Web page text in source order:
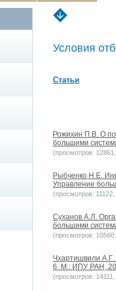
Условия
Статьи
Рожихин П.В. О
большими
(просмотров:
Рыбченко Н.Е.
Управление
(просмотров:
Суханов А.Л.
большими
(просмотров:
Чхартишвили А.Г.
6. М.: ИПУ РАН,
(просмотров: